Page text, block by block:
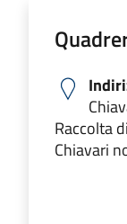
Raccolta
Chiavari